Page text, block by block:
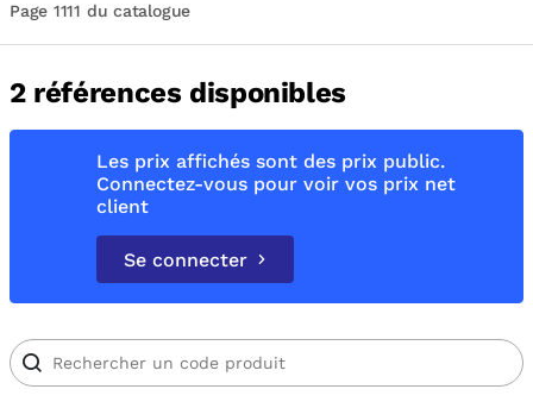
Page 1111 du catalogue
2 références disponibles
Les prix affichés sont des prix public.
Connectez-vous pour voir vos prix net
client
Se connecter